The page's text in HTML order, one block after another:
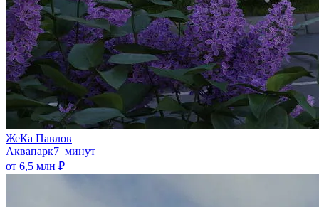
ЖеКа Павлов
Аквапарк7 минут
от 6,5 млн ₽